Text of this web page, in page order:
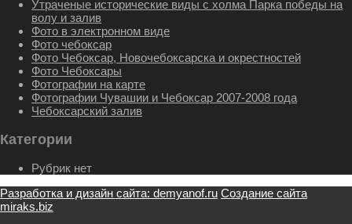
Утраченые исторические виды с холма Парка победы на
волу и залив
Фото в электронном виде
Фото чебоксар
Фото Чебоксар, Новочебоксарска и окрестностей
Фото Чебоксары
Фотографии на карте
Фотографии Чувашии и Чебоксар 2007-2008 года
Чебоксарский залив
Категории
Рубрик нет
Разработка и дизайн сайта: demyanof.ru Создание сайта
miraks.biz